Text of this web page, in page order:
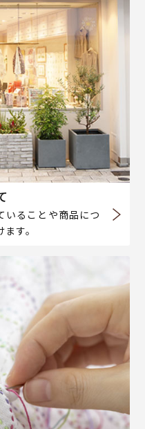
いることや商品につ
す。